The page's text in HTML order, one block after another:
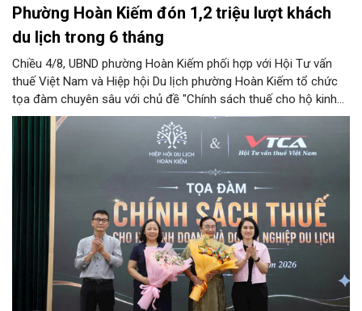
Phường Hoàn Kiếm đón 1,2 triệu lượt khách
du lịch trong 6 tháng
Chiều 4/8, UBND phường Hoàn Kiếm phối hợp với Hội Tư vấn
thuế Việt Nam và Hiệp hội Du lịch phường Hoàn Kiếm tổ chức
tọa đàm chuyên sâu với chủ đề "Chính sách thuế cho hộ kinh
doanh và doanh nghiệp du lịch".